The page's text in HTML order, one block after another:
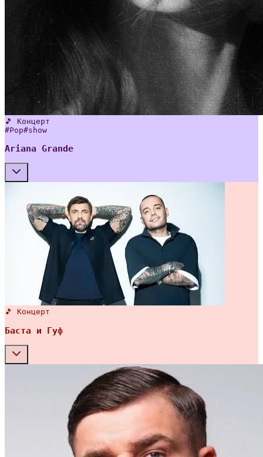
🎵 Концерт
#Pop#show
Ariana Grande
🎵 Концерт
Баста и Гуф